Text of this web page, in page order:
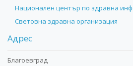
Национален център по здравна
Световна здравна организация
Адрес
Благоевград